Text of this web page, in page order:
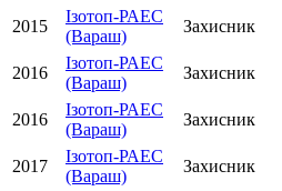
2015
Ізотоп-РАЕС
(Вараш)
Захисник
2016
Ізотоп-РАЕС
(Вараш)
Захисник
2016
Ізотоп-РАЕС
(Вараш)
Захисник
2017
Ізотоп-РАЕС
(Вараш)
Захисник